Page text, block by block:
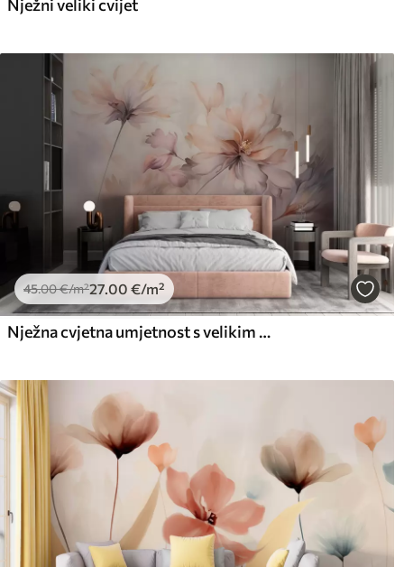
Nježni veliki cvijet
45.00€/m²27.00 €/m²
Nježna cvjetna umjetnost s velikim cvjetovima pastelnih boja s prozirnim laticama, mekim stabljikama i nježnom difuznom pozadinom